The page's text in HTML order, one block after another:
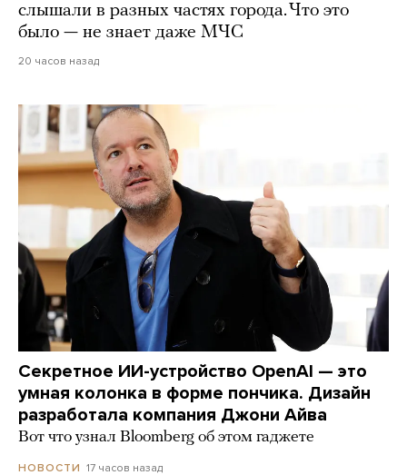
слышали в разных частях города. Что это
было — не знает даже МЧС
20 часов назад
Секретное ИИ-устройство OpenAI — это
умная колонка в форме пончика. Дизайн
разработала компания Джони Айва
Вот что узнал Bloomberg об этом гаджете
НОВОСТИ 17 часов назад